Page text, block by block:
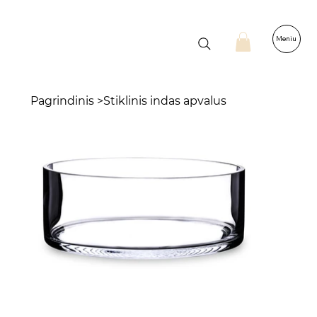
Meniu
Pagrindinis >Stiklinis indas apvalus